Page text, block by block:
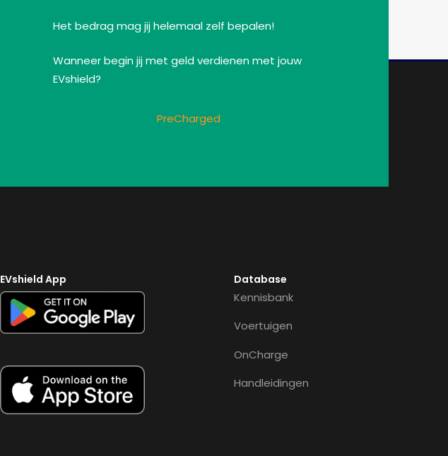
Het bedrag mag jij helemaal zelf bepalen!
Wanneer begin jij met geld verdienen met jouw
EVshield?
PreCharged
EVshield App Database
Kennisbank
Voertuigen
OnCharge
Handleidingen